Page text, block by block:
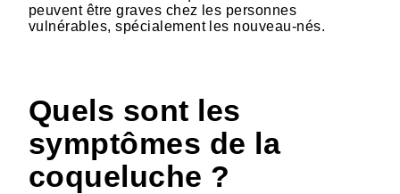
peuvent être graves chez les personnes
vulnérables, spécialement les nouveau-nés.
Quels sont les
symptômes de la
coqueluche ?